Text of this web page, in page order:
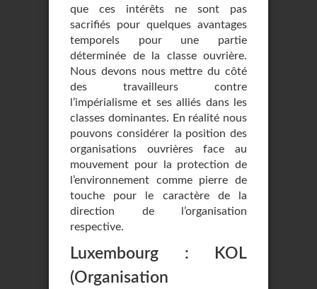
que ces intérêts ne sont pas
sacrifiés pour quelques avantages
temporels pour une partie
déterminée de la classe ouvrière.
Nous devons nous mettre du côté
des travailleurs contre
l’impérialisme et ses alliés dans les
classes dominantes. En réalité nous
pouvons considérer la position des
organisations ouvrières face au
mouvement pour la protection de
l’environnement comme pierre de
touche pour le caractère de la
direction de l’organisation
respective.
Luxembourg : KOL
(Organisation